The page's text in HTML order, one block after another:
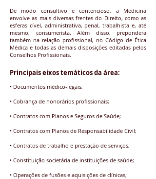
​De modo consultivo e contencioso, a Medicina
envolve as mais diversas frentes do Direito, como as
esferas cível, administrativa, penal, trabalhista e, até
mesmo, consumerista. Além disso, prepondera
também na relação profissional, no Código de Ética
Médica e todas as demais disposições editadas pelos
Conselhos Profissionais.
Principais eixos temáticos da área:
• Documentos médico-legais;
• Cobrança de honorários profissionais;
• Contratos com Planos e Seguros de Saúde;
• Contratos com Planos de Responsabilidade Civil;
• Contratos de trabalho e prestação de serviços;
• Constituição societária de instituições de saúde;
• Operações de fusões e aquisições de clínicas;